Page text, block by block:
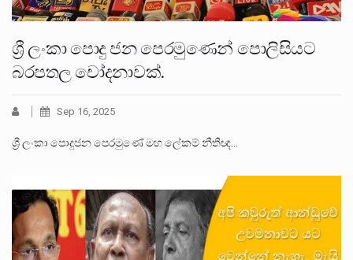
ශ්‍රී ලංකා පොදු ජන පෙරමුණෙන් පොලිසියට
බරපතල චෝදනාවක්.
Sep 16, 2025
ශ්‍රී ලංකා පොදුජන පෙරමුණේ මහ ලේකම් නීතීඥ…